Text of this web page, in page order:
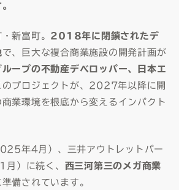
新富町。 2018年に閉鎖されたデ
で、巨大な複合商業施設の開発計画が
ループの不動産デベロッパー、日本エ
のプロジェクトが、2027年以降に開
業環境を根底から変えるインパクト
年4月）、三井アウトレットパー
）に続く、 西三河第三のメガ商業
備されています。